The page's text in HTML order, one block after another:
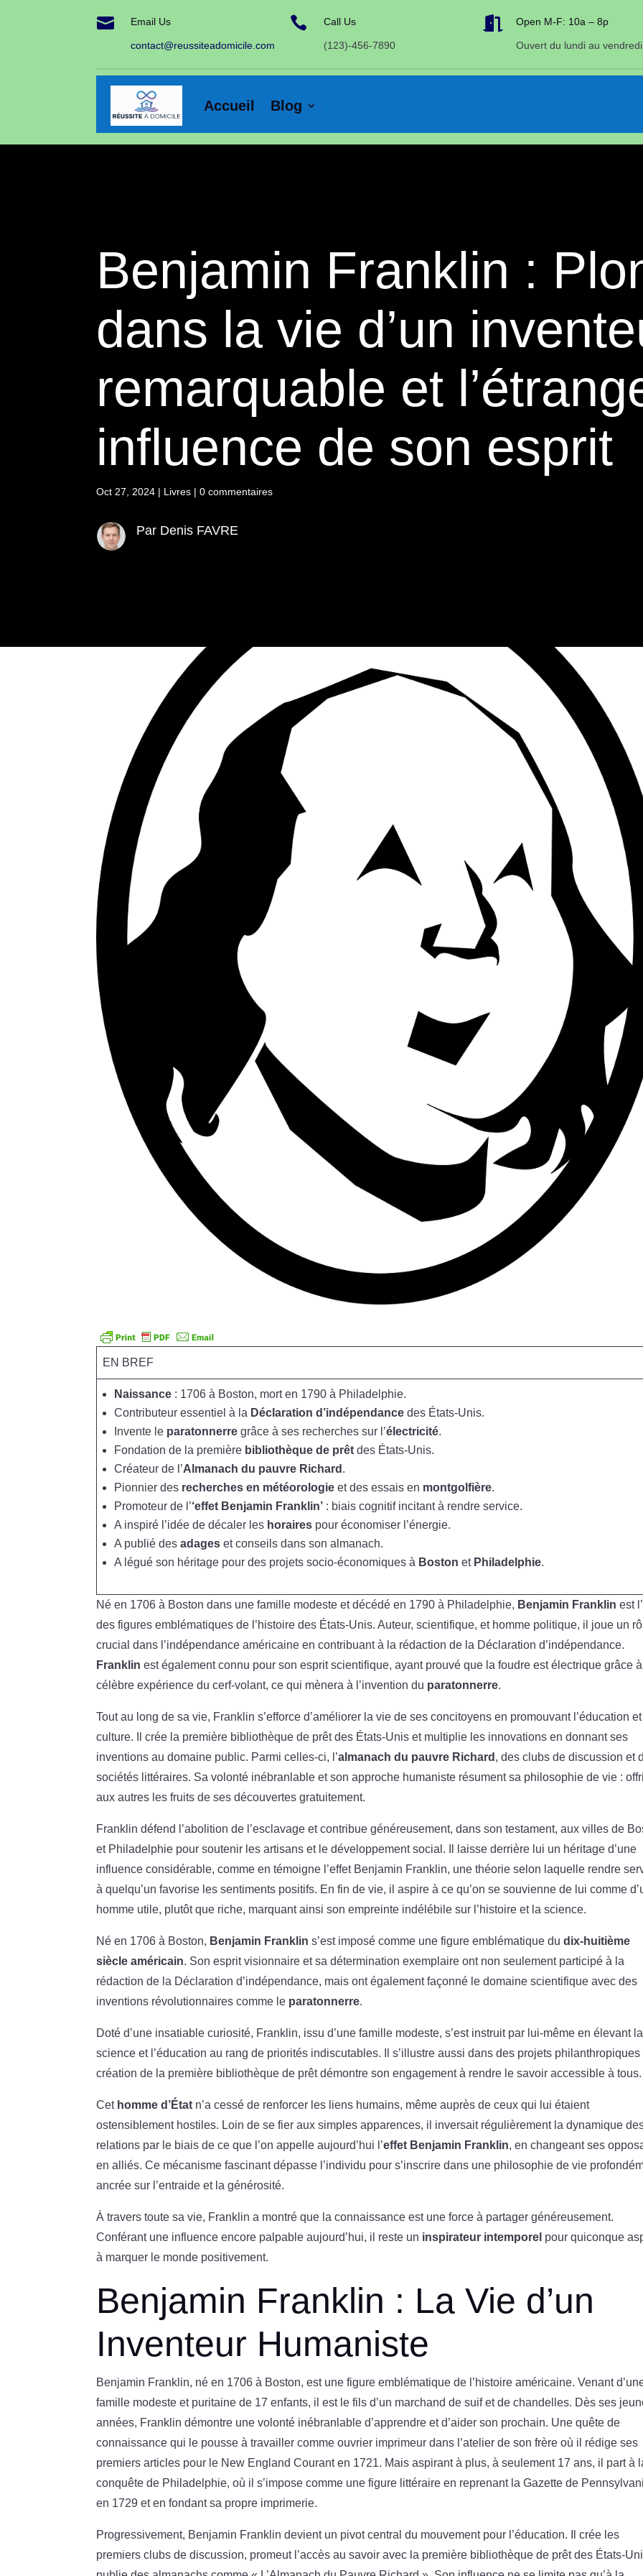
 Email Us
contact@reussiteadomicile.com
 Call Us
(123)-456-7890
 Open M-F: 10a – 8p
Ouvert du lundi au vendredi
Accueil Blog
Benjamin Franklin :
dans la vie d’un
remarquable et
influence de son esprit
Oct 27, 2024 | Livres |0 commentaires
Par Denis FAVRE
EN BREF
Naissance : 1706 à Boston, mort en 1790 à Philadelphie.
Contributeur essentiel à la Déclaration d’indépendance des États-Unis.
Invente le paratonnerre grâce à ses recherches sur l’électricité.
Fondation de la première bibliothèque de prêt des États-Unis.
Créateur de l’Almanach du pauvre Richard .
Pionnier des recherches en météorologie et des essais en montgolfière.
Promoteur de l’‘effet Benjamin Franklin’ : biais cognitif incitant à rendre service.
A inspiré l’idée de décaler les horaires pour économiser l’énergie.
A publié desadages et conseils dans son almanach.
A légué son héritage pour des projets socio-économiques à Boston et Philadelphie.
Né en 1706 à Boston dans une famille modeste et décédé en 1790 à Philadelphie, Benjamin Franklin est
des figures emblématiques de l’histoire des États-Unis. Auteur, scientifique, et homme politique, il joue un
crucial dans l’indépendance américaine en contribuant à la rédaction de la Déclaration d’indépendance.
Franklin est également connu pour son esprit scientifique, ayant prouvé que la foudre est électrique grâce
célèbre expérience du cerf-volant, ce qui mènera à l’invention du paratonnerre.
Tout au long de sa vie, Franklin s’efforce d’améliorer la vie de ses concitoyens en promouvant l’éducation
culture. Il crée la première bibliothèque de prêt des États-Unis et multiplie les innovations en donnant ses
inventions au domaine public. Parmi celles-ci, l’almanach du pauvre Richard , des clubs de discussion et
sociétés littéraires. Sa volonté inébranlable et son approche humaniste résument sa philosophie de vie :
aux autres les fruits de ses découvertes gratuitement.
Franklin défend l’abolition de l’esclavage et contribue généreusement, dans son testament, aux villes de
et Philadelphie pour soutenir les artisans et le développement social. Il laisse derrière lui un héritage d’une
influence considérable, comme en témoigne l’effet Benjamin Franklin, une théorie selon laquelle rendre
à quelqu’un favorise les sentiments positifs. En fin de vie, il aspire à ce qu’on se souvienne de lui comme
homme utile, plutôt que riche, marquant ainsi son empreinte indélébile sur l’histoire et la science.
Né en 1706 à Boston, Benjamin Franklin s’est imposé comme une figure emblématique dudix-huitième
siècle américain. Son esprit visionnaire et sa détermination exemplaire ont non seulement participé à la
rédaction de la Déclaration d’indépendance, mais ont également façonné le domaine scientifique avec des
inventions révolutionnaires comme le paratonnerre.
Doté d’une insatiable curiosité, Franklin, issu d’une famille modeste, s’est instruit par lui-même en élevant la
science et l’éducation au rang de priorités indiscutables. Il s’illustre aussi dans des projets philanthropiques
création de la première bibliothèque de prêt démontre son engagement à rendre le savoir accessible à tous.
Cet homme d’État n’a cessé de renforcer les liens humains, même auprès de ceux qui lui étaient
ostensiblement hostiles. Loin de se fier aux simples apparences, il inversait régulièrement la dynamique
relations par le biais de ce que l’on appelle aujourd’hui l’effet Benjamin Franklin, en changeant ses
en alliés. Ce mécanisme fascinant dépasse l’individu pour s’inscrire dans une philosophie de vie
ancrée sur l’entraide et la générosité.
À travers toute sa vie, Franklin a montré que la connaissance est une force à partager généreusement.
Conférant une influence encore palpable aujourd’hui, il reste un inspirateur intemporel pour quiconque
à marquer le monde positivement.
Benjamin Franklin : La Vie d’un
Inventeur Humaniste
Benjamin Franklin, né en 1706 à Boston, est une figure emblématique de l’histoire américaine. Venant
famille modeste et puritaine de 17 enfants, il est le fils d’un marchand de suif et de chandelles. Dès ses
années, Franklin démontre une volonté inébranlable d’apprendre et d’aider son prochain. Une quête de
connaissance qui le pousse à travailler comme ouvrier imprimeur dans l’atelier de son frère où il rédige ses
premiers articles pour le New England Courant en 1721. Mais aspirant à plus, à seulement 17 ans, il part à
conquête de Philadelphie, où il s’impose comme une figure littéraire en reprenant la Gazette de
en 1729 et en fondant sa propre imprimerie.
Progressivement, Benjamin Franklin devient un pivot central du mouvement pour l’éducation. Il crée les
premiers clubs de discussion, promeut l’accès au savoir avec la première bibliothèque de prêt des États-